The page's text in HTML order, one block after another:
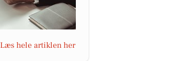
Læs hele artiklen her